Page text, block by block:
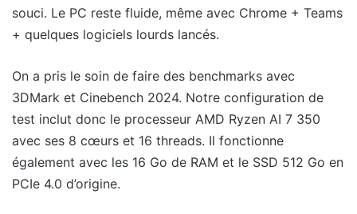
souci. Le PC reste fluide, même avec Chrome + Teams
+ quelques logiciels lourds lancés.
On a pris le soin de faire des benchmarks avec
3DMark et Cinebench 2024. Notre configuration de
test inclut donc le processeur AMD Ryzen AI 7 350
avec ses 8 cœurs et 16 threads. Il fonctionne
également avec les 16 Go de RAM et le SSD 512 Go en
PCIe 4.0 d’origine.